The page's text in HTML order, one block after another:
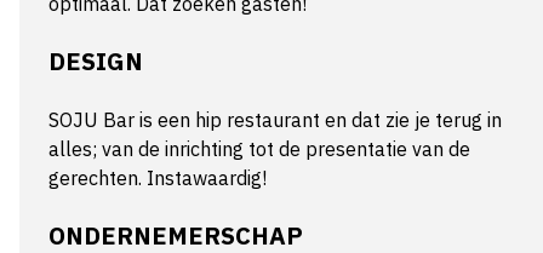
DESIGN
SOJU Bar is een hip restaurant en dat zie je terug in
alles; van de inrichting tot de presentatie van de
gerechten. Instawaardig!
ONDERNEMERSCHAP